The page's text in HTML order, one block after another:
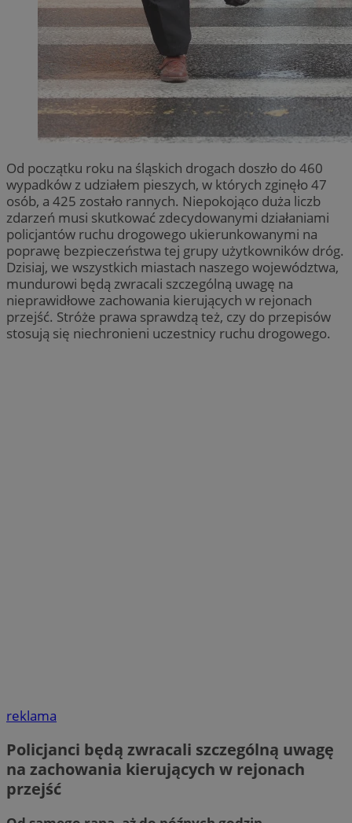
Od początku roku na śląskich drogach doszło do 460
wypadków z udziałem pieszych, w których zginęło 47
osób, a 425 zostało rannych. Niepokojąco duża liczb
zdarzeń musi skutkować zdecydowanymi działaniami
policjantów ruchu drogowego ukierunkowanymi na
poprawę bezpieczeństwa tej grupy użytkowników dróg.
Dzisiaj, we wszystkich miastach naszego województwa,
mundurowi będą zwracali szczególną uwagę na
nieprawidłowe zachowania kierujących w rejonach
przejść. Stróże prawa sprawdzą też, czy do przepisów
stosują się niechronieni uczestnicy ruchu drogowego.
reklama
Policjanci będą zwracali szczególną uwagę
na zachowania kierujących w rejonach
przejść